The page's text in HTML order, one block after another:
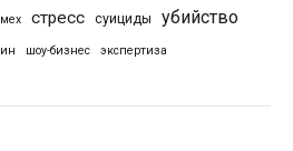
стресс суициды убийство
шоу-бизнес экспертиза